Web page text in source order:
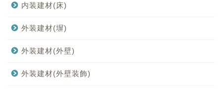
内装建材(床)
外装建材(塀)
外装建材(外壁)
外装建材(外壁装飾)